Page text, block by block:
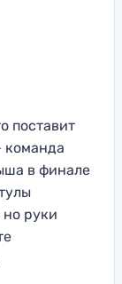
поставит
команда
в финале
но руки